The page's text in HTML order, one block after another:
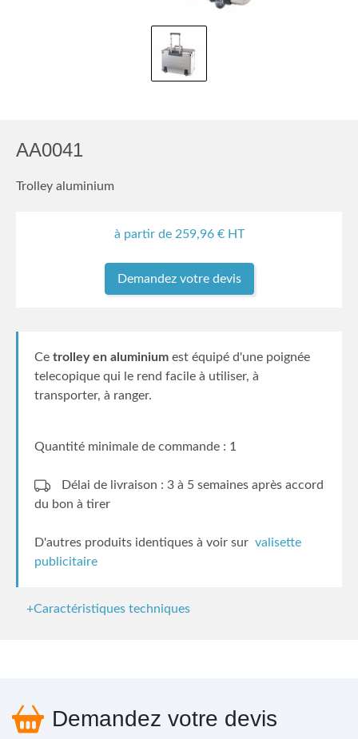
AA0041
Trolley aluminium
à partir de 259,96€ HT
Demandez votre devis
Ce trolley en aluminium est équipé d'une poignée
telecopique qui le rend facile à utiliser, à
transporter, à ranger.
Quantité minimale de commande : 1
Délai de livraison : 3 à 5 semaines après accord
du bon à tirer
D'autres produits identiques à voir sur valisette
publicitaire
+Caractéristiques techniques
Demandez votre devis